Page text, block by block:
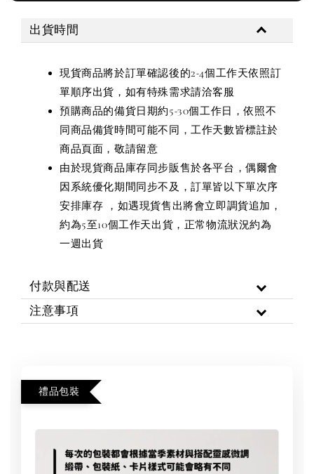
出貨時間
現貨商品將於訂單確認後的2-4個工作天依照訂
單順序出貨，如有特殊需求請洽客服
預購商品的備貨日期約5-30個工作日，依照不
同商品備貨時間可能不同，工作天數皆標註於
商品頁面，敬請留意
由於現貨商品庫存同步販售於各平台，偶爾會
因系統優化期間同步不及，訂單皆以下單次序
安排庫存 ，如遇現貨售出將會立即調貨追加，
約為5至10個工作天出貨，正常物流狀況約為
一週出貨
付款與配送
注意事項
禮品包裝